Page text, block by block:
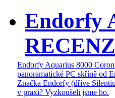
Endorfy
Endorfy Aquarius 8000
panoramatické PC skříně od
Značka Endorfy (dříve
v praxi? Vyzkoušeli jsme ho.